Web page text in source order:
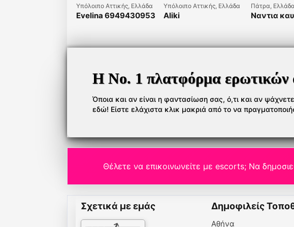
Υπόλοιπο Αττικής, Ελλάδα
Evelina 6949430953
Υπόλοιπο Αττικής, Ελλάδα
Aliki
Πάτρα, Ελλάδα
Ναντια
Η Νο. 1 πλατφόρμα ερωτικών
Όποια και αν είναι η φαντασίωση σας, ό,τι και αν
εδώ! Είστε ελάχιστα κλικ μακριά από το να
Θέλετε να επικοινωνείτε με escorts; Να
Σχετικά με εμάς Δημοφιλείς
Αθήνα